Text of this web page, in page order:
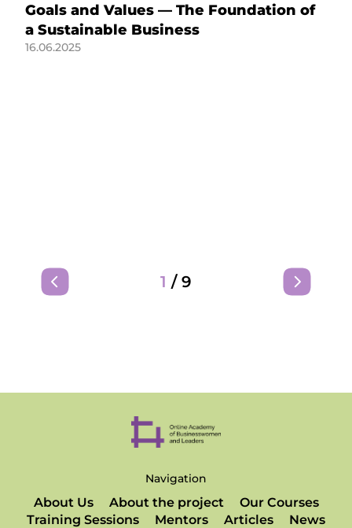
Goals and Values — The Foundation of
a Sustainable Business
16.06.2025
1 / 9
Navigation
About Us About the project
Our Courses
Training Sessions
Mentors Articles News